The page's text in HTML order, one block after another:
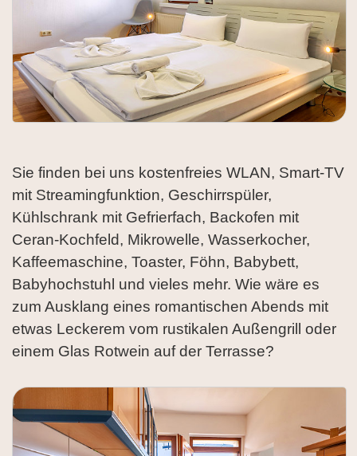
Sie finden bei uns kostenfreies WLAN, Smart-TV
mit Streamingfunktion, Geschirrspüler,
Kühlschrank mit Gefrierfach, Backofen mit
Ceran-Kochfeld, Mikrowelle, Wasserkocher,
Kaffeemaschine, Toaster, Föhn, Babybett,
Babyhochstuhl und vieles mehr. Wie wäre es
zum Ausklang eines romantischen Abends mit
etwas Leckerem vom rustikalen Außengrill oder
einem Glas Rotwein auf der Terrasse?